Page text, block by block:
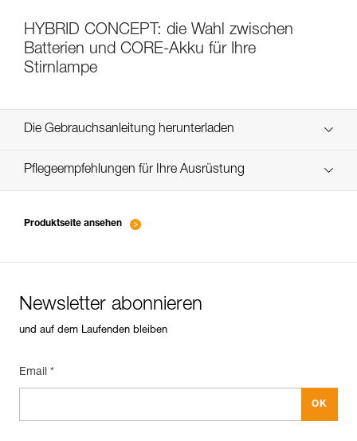
HYBRID CONCEPT: die Wahl zwischen
Batterien und CORE-Akku für Ihre
Stirnlampe
Die Gebrauchsanleitung herunterladen
Technical Notice
Pflegeempfehlungen für Ihre Ausrüstung
Produktseite ansehen
Newsletter abonnieren
und auf dem Laufenden bleiben
Email *